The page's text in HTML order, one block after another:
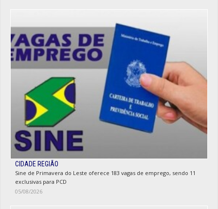
CIDADE REGIÃO
Sine de Primavera do Leste oferece 183 vagas de emprego, sendo 11
exclusivas para PCD
05/08/2026